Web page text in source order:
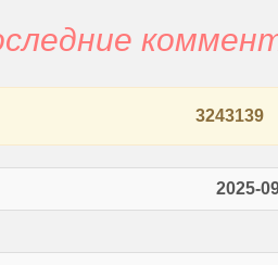
3243139
2025-